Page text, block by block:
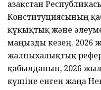
Қазақстан
Конституциясының
құқықтық және
маңызды кезең. 2026
жалпыхалықтық
қабылданып, 2026
күшіне енген жаңа